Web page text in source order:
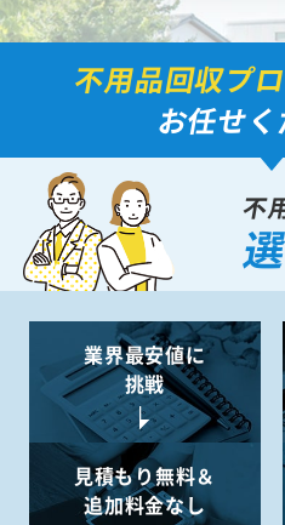
不用品回収プ
お任せ
不
業界最安値に
挑戦
見積もり無料＆
追加料金なし